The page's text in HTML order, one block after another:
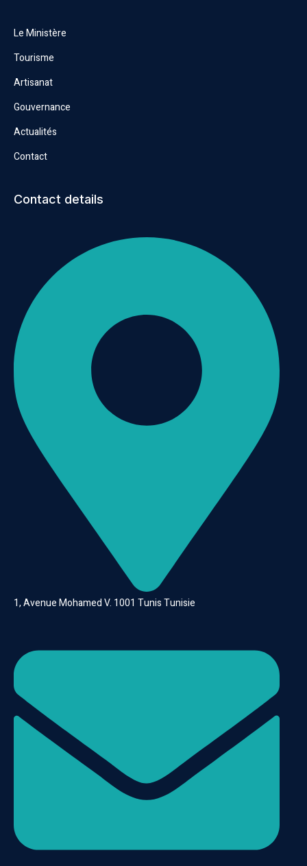
Le Ministère
Tourisme
Artisanat
Gouvernance
Actualités
Contact
Contact details
1, Avenue Mohamed V. 1001 Tunis Tunisie